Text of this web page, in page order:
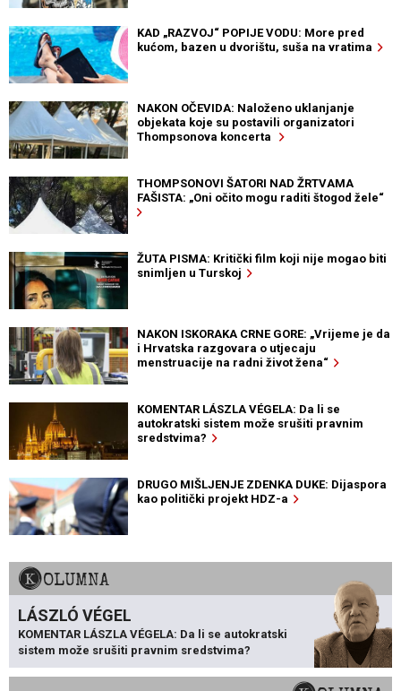
KAD „RAZVOJ“ POPIJE VODU: More pred
kućom, bazen u dvorištu, suša na vratima
NAKON OČEVIDA: Naloženo uklanjanje
objekata koje su postavili organizatori
Thompsonova koncerta
THOMPSONOVI ŠATORI NAD ŽRTVAMA
FAŠISTA: „Oni očito mogu raditi štogod žele“
ŽUTA PISMA: Kritički film koji nije mogao biti
snimljen u Turskoj
NAKON ISKORAKA CRNE GORE: „Vrijeme je da
i Hrvatska razgovara o utjecaju
menstruacije na radni život žena“
KOMENTAR LÁSZLA VÉGELA: Da li se
autokratski sistem može srušiti pravnim
sredstvima?
DRUGO MIŠLJENJE ZDENKA DUKE: Dijaspora
kao politički projekt HDZ-a
KOLUMNA
LÁSZLÓ VÉGEL
KOMENTAR LÁSZLA VÉGELA: Da li se autokratski
sistem može srušiti pravnim sredstvima?